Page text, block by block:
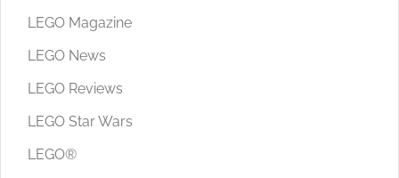
LEGO Magazine
LEGO News
LEGO Reviews
LEGO Star Wars
LEGO®